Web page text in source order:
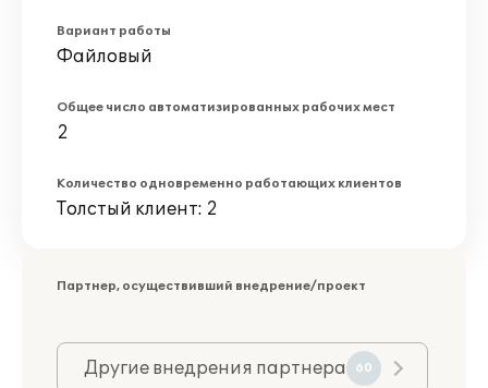
Вариант работы
Файловый
Общее число автоматизированных рабочих мест
2
Количество одновременно работающих клиентов
Толстый клиент: 2
Партнер, осуществивший внедрение/проект
Другие внедрения партнера 60